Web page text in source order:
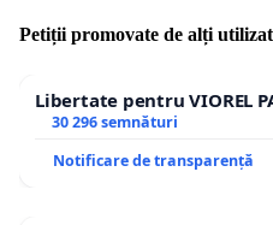
Petiții promovate de alți
Libertate pentru VIOREL
30 296 semnături
Notificare de transparență